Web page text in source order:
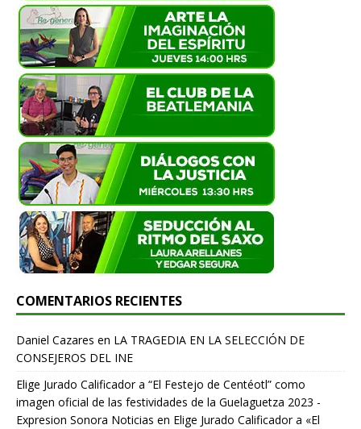
COMENTARIOS RECIENTES
Daniel Cazares en LA TRAGEDIA EN LA SELECCIÓN DE
CONSEJEROS DEL INE
Elige Jurado Calificador a “El Festejo de Centéotl” como
imagen oficial de las festividades de la Guelaguetza 2023 -
Expresion Sonora Noticias en Elige Jurado Calificador a «El